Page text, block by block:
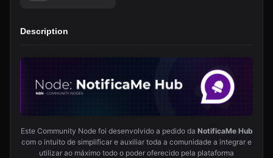
Description
Este Community Node foi desenvolvido a pedido da NotificaMe Hub
com o intuito de simplificar e auxiliar toda a comunidade a integrar e
utilizar ao máximo todo o poder oferecido pela plataforma